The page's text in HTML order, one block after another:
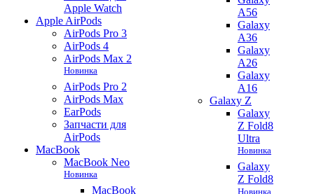
Apple Watch
Apple AirPods
AirPods Pro 3
AirPods 4
AirPods Max 2
Новинка
AirPods Pro 2
AirPods Max
EarPods
Запчасти для
AirPods
MacBook
MacBook Neo
Новинка
MacBook
A56
Galaxy
A36
Galaxy
A26
Galaxy
A16
Galaxy Z
Galaxy
Z Fold8
Ultra
Новинка
Galaxy
Z Fold8
Новинка